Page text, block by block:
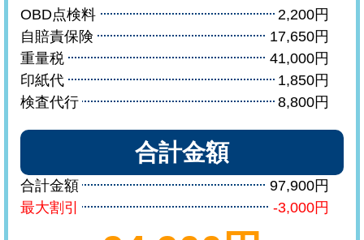
OBD点検料
2,200円
自賠責保険
17,650円
重量税
41,000円
印紙代
1,850円
検査代行
8,800円
合計金額
合計金額
97,900円
最大割引
-3,000円